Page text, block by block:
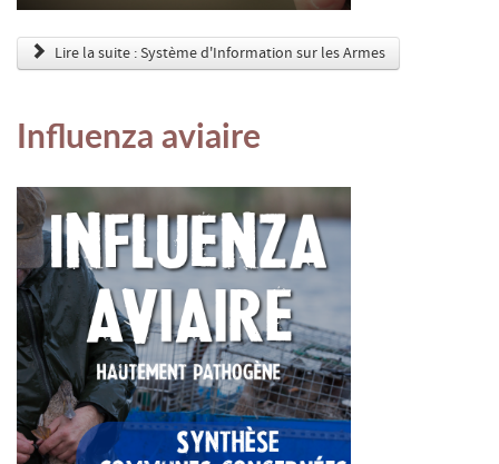
Lire la suite : Système d'Information sur les Armes
Influenza aviaire